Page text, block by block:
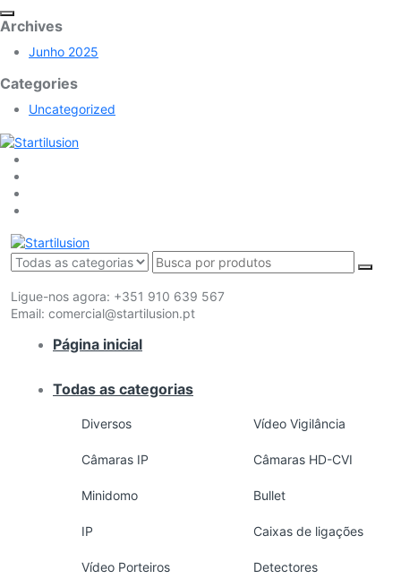
Archives
Junho 2025
Categories
Uncategorized
Ligue-nos agora: +351 910 639 567
Email: comercial@startilusion.pt
Página inicial
Todas as categorias
Diversos Vídeo Vigilância
Câmaras IP Câmaras HD-CVI
Minidomo Bullet
IP Caixas de ligações
Vídeo Porteiros Detectores